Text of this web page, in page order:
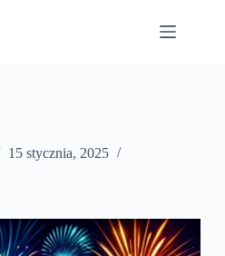
15 stycznia, 2025